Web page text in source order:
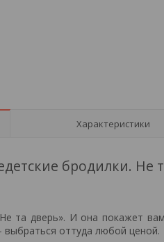
Характеристики
бродилки. Не
та дверь». И она покажет
выбраться оттуда любой ценой.